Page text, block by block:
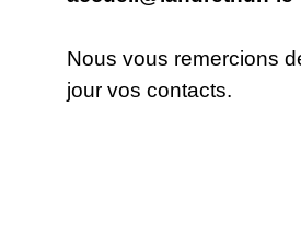
Nous vous remercions
jour vos contacts.